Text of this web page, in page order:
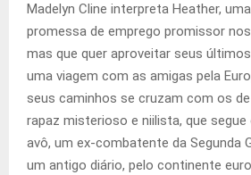
Madelyn Cline interpreta Heather,
promessa de emprego promissor
mas que quer aproveitar seus
uma viagem com as amigas pela
seus caminhos se cruzam com os
rapaz misterioso e niilista, que
avô, um ex-combatente da Segunda
um antigo diário, pelo continente